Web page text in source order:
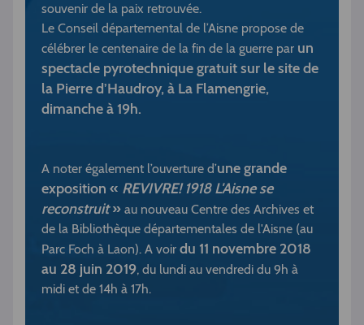
souvenir de la paix retrouvée.
Le Conseil départemental de l’Aisne propose de
célébrer le centenaire de la fin de la guerre par un
spectacle pyrotechnique gratuit sur le site de
la Pierre d’Haudroy, à La Flamengrie,
dimanche à 19h.
A noter également l’ouverture d’une grande
exposition « REVIVRE! 1918 L'Aisne se
reconstruit» au nouveau Centre des Archives et
de la Bibliothèque départementales de l'Aisne (au
Parc Foch à Laon). A voir du 11 novembre 2018
au 28 juin 2019, du lundi au vendredi du 9h à
midi et de 14h à 17h.